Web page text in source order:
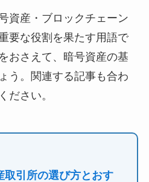
資産・ブロックチェーン
要な役割を果たす用語で
おさえて、暗号資産の基
う。関連する記事も合わ
ださい。
取引所の選び方とおす